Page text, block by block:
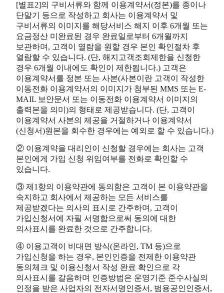
[별표2]의 구비서류와 함께 이용계약서(정본)를 종이나
단말기 등으로 작성하고 회사는 이용계약서 및
구비서류의 이미지를 해당서비스 해지 이후 6개월 또는
요금정산 미완료된 경우 완료일로부터 6개월까지
보관하며, 고객이 열람을 원할 경우 본인 확인절차 후
열람할 수 있습니다. (단, 해지고객조회제한을 신청한
경우 6개월 이내에도 확인이 제한됩니다.) 고객은
이용계약서를 정본 또는 사본(사본이란 고객이 작성한
이동전화 이용계약서의 이미지가 첨부된 MMS 또는 E-
MAIL 보안문서 또는 이동전화 이용계약서 이미지의
출력본을 의미)의 형태로 제공받습니다. (단, 고객이
이용계약서 사본의 제공을 거절하거나 이용계약서
(신청서)원본을 회수한 경우에는 예외로 할 수 있습니다.)
② 이용계약을 대리인이 신청할 경우에는 회사는 고객
본인에게 가입 신청 위임여부를 전화로 확인할 수
있습니다.
③ 제1항의 이용약관에 동의함은 고객이 본 이용약관을
숙지하고 회사에서 제공하는 모든 서비스를
제공받겠다는 의사의 표시로 간주하며, 고객이
가입신청서에 자필 서명함으로써 동의에 대한
의사표시를 완료한 것으로 간주합니다.
④ 이용고객이 비대면 방식(온라인, TM 등)으로
가입신청을 하는 경우, 본인인증을 전제한 이용약관
동의체크 및 이용신청서 작성 완료 확인으로 각
의사표시를 갈음하며 인증방법은 운영기준 준수사실의
인정을 받은 사업자의 전자서명인증서, 범용공인인증서,